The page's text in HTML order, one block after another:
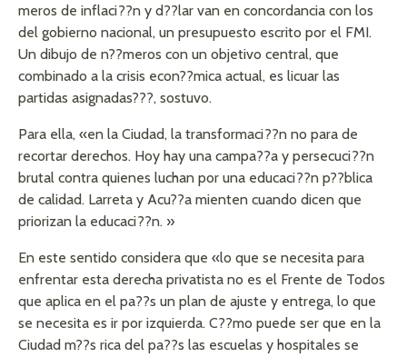
meros de inflaci??n y d??lar van en concordancia con los
del gobierno nacional, un presupuesto escrito por el FMI.
Un dibujo de n??meros con un objetivo central, que
combinado a la crisis econ??mica actual, es licuar las
partidas asignadas???, sostuvo.
Para ella, «en la Ciudad, la transformaci??n no para de
recortar derechos. Hoy hay una campa??a y persecuci??n
brutal contra quienes luchan por una educaci??n p??blica
de calidad. Larreta y Acu??a mienten cuando dicen que
priorizan la educaci??n. »
En este sentido considera que «lo que se necesita para
enfrentar esta derecha privatista no es el Frente de Todos
que aplica en el pa??s un plan de ajuste y entrega, lo que
se necesita es ir por izquierda. C??mo puede ser que en la
Ciudad m??s rica del pa??s las escuelas y hospitales se